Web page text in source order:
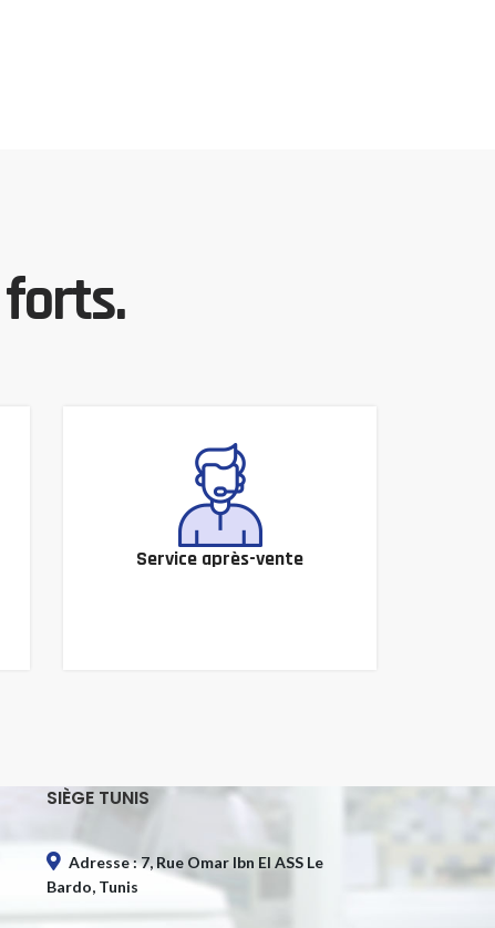
Service après-vente
SIÈGE TUNIS
Adresse : 7, Rue Omar Ibn El ASS Le
Bardo, Tunis